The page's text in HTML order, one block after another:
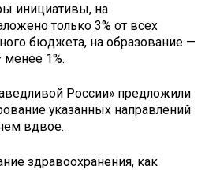
инициативы, на
только 3% от всех
бюджета, на образование —
менее 1%.
России» предложили
указанных направлений
вдвое.
здравоохранения, как